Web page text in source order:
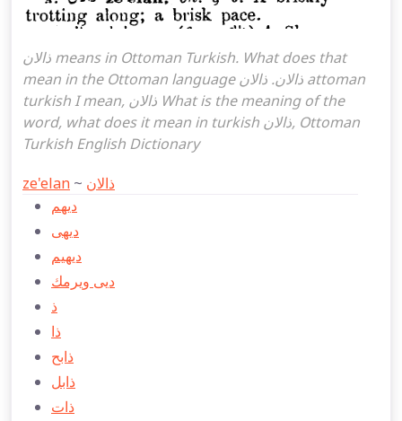
ذالان means in Ottoman Turkish. What does that
mean in the Ottoman language ذالان. ذالان attoman
turkish I mean, ذالان What is the meaning of the
word, what does it mean in turkish ذالان, Ottoman
Turkish English Dictionary
ze'elan ~ ذالان
دیهم
دیهی
دیهیم
دیی ویرمك
ذ
ذا
ذابح
ذابل
ذات